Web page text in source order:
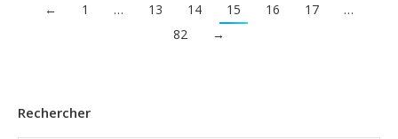
← 1 … 13 14 15 16 17
…
82
→
Rechercher